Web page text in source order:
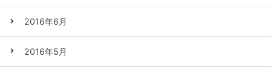
2016年6月
2016年5月